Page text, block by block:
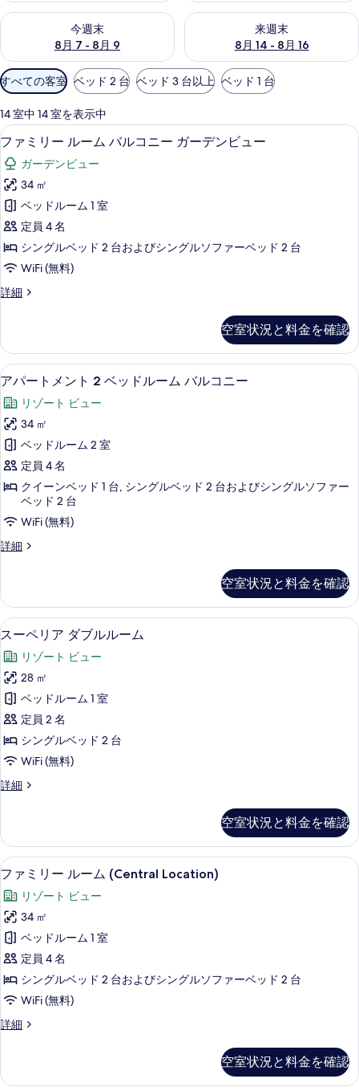
今週末
8月 7 - 8月 9
今週末 8月 7 - 8月 9 の空室状況をチェック
来週末
8月 14 - 8月 16
来週末 8月 14 - 8月 16 の空室
利
用
可
能
な
客
室
の
絞
り
込
み
条
すべての客室 ベッド 2 台 ベッド 3 台以上 ベッド 1 台
14 室中 14 室を表示中
フ
ァ
ミ
リ
ー
ル
ー
ム
バ
コ
ニ
ー
ガ
ー
デ
ン
ビ
ー
の
て
の
写
真
を
表
示
す
る
ファミリー ルーム バルコニー ガー
6
ファミリー ルーム バルコニー ガーデンビュー
ガーデンビュー
34 ㎡
ベッドルーム 1 室
定員 4 名
シングルベッド 2 台およびシングルソファーベッド 2 台
WiFi (無料)
詳細
フ
ー
ル
ー
バ
ル
コ
ニ
ー
ガ
ー
ン
ュ
詳
細
空室状況と料金を確認
ア
パ
ー
ト
メ
ン
ト
2
ベ
ッ
ル
ー
ム
バ
ル
コ
ニ
ー
の
す
の
写
真
を
表
示
す
る
32 インチの薄型テレビ (デジタル放
8
アパートメント 2 ベッドルーム バルコニー
リゾート ビュー
34 ㎡
ベッドルーム 2 室
定員 4 名
クイーンベッド 1 台, シングルベッド 2 台およびシングルソファー
ベッド 2 台
WiFi (無料)
詳細
ア
メ
ン
ト
ベ
ッ
ド
ル
ー
ム
バ
ル
ニ
詳
細
空室状況と料金を確認
ス
ー
ペ
リ
ア
ダ
ブ
ル
ル
ム
の
す
べ
て
の
写
真
を
表
る
スーペリア ダブルルーム | ミニバー
6
スーペリア ダブルルーム
リゾート ビュー
28 ㎡
ベッドルーム 1 室
定員 2 名
シングルベッド 2 台
WiFi (無料)
詳細
ス
ア
ダ
ブ
ル
ー
ム
の
詳
細
空室状況と料金を確認
フ
ァ
ミ
リ
ー
ル
ー
ム
(Central
ミニバー、デスク、WiFi (無料)、客
9
ファミリー ルーム (Central Location)
リゾート ビュー
34 ㎡
ベッドルーム 1 室
定員 4 名
シングルベッド 2 台およびシングルソファーベッド 2 台
WiFi (無料)
詳細
フ
ー
空室状況と料金を確認